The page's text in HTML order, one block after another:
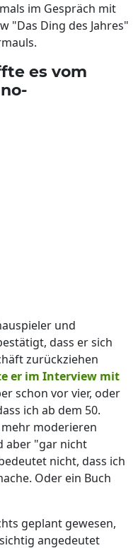
im Gespräch mit
"Das Ding des Jahres"
es vom
und
dass er sich
zurückziehen
er im Interview mit
schon vor vier, oder
ich ab dem 50.
moderieren
aber "gar nicht
nicht, dass ich
Oder ein Buch
geplant gewesen,
angedeutet